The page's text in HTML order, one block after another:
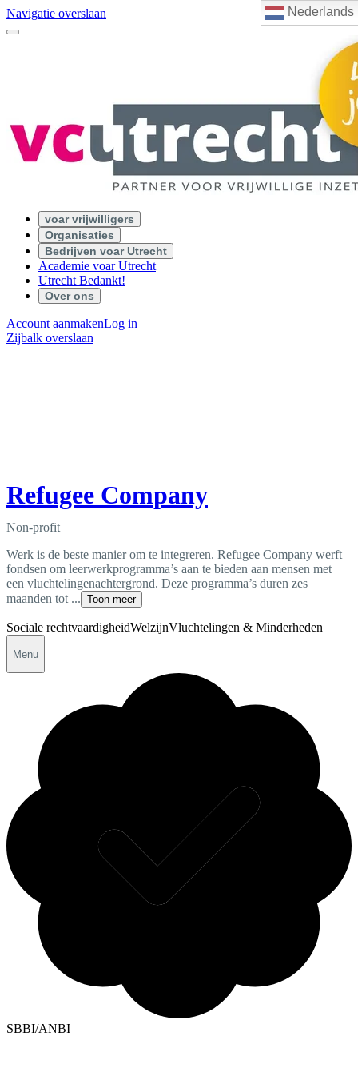
Nederlands
Navigatie overslaan
voar vrijwilligers
Organisaties
Bedrijven voar Utrecht
Academie voar Utrecht
Utrecht Bedankt!
Over ons
Account aanmakenLog in
Zijbalk overslaan
Refugee Company
Non-profit
Werk is de beste manier om te integreren. Refugee Company werft
fondsen om leerwerkprogramma’s aan te bieden aan mensen met
een vluchtelingenachtergrond. Deze programma’s duren zes
maanden tot ... Toon meer
Sociale rechtvaardigheidWelzijnVluchtelingen & Minderheden
Menu
SBBI/ANBI